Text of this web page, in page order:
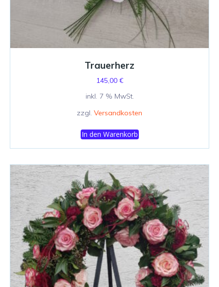
Trauerherz
145,00 €
inkl. 7 % MwSt.
zzgl. Versandkosten
In den Warenkorb